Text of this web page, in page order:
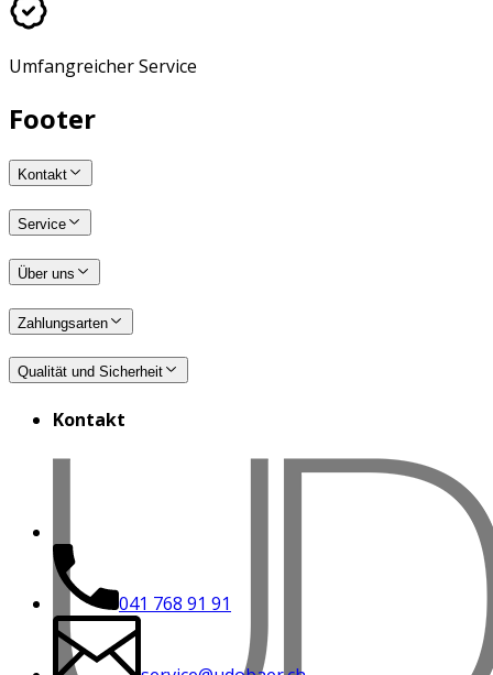
Umfangreicher Service
Footer
Kontakt
Service
Über uns
Zahlungsarten
Qualität und Sicherheit
Kontakt
041 768 91 91